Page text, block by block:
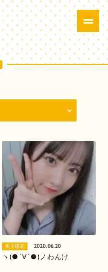
相川暖花 2020.06.20
ヽ(●´∀`●)ノわんけ